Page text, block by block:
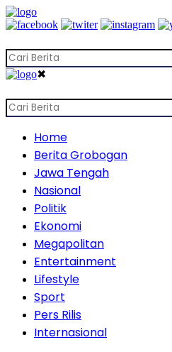
✖
Home
Berita Grobogan
Jawa Tengah
Nasional
Politik
Ekonomi
Megapolitan
Entertainment
Lifestyle
Sport
Pers Rilis
Internasional